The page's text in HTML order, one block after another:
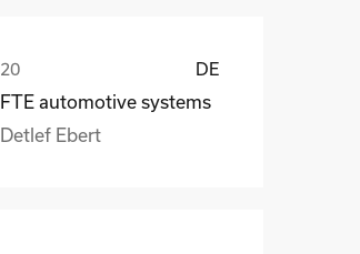
DE
FTE automotive systems
Detlef Ebert